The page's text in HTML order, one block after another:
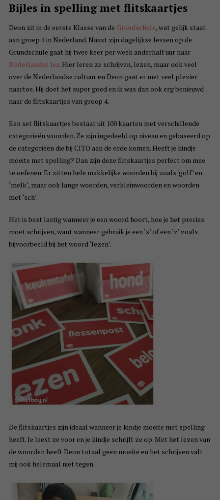
Bijles in spelling met flitskaartjes
Deon zit in de eerste Klasse van de Grundschule, wat gelijk staat
aan groep 4 in Nederland. Naast zijn dagelijkse lessen op de
Grundschule gaat hij twee keer per week anderhalf uur naar
Nederlandse les. Hier leren ze schrijven, lezen, maar ook veel
over de Nederlandse cultuur en Deon gaat er met veel plezier
naartoe. Hij doet het super goed en ik was dan ook erg benieuwd
naar de flitskaartjes van groep 4.
Een set flitskaartjes bestaat uit 100 kaarten met verschillende
categorieën woorden. Ze zijn ingedeeld op niveau en gebaseerd op
de categorieën die bij CITO aan de orde komen. Heeft je kindje
moeite met spelling? Dan zijn deze flitskaartjes perfect om mee
te oefenen. Er zitten hele makkelijke woorden bij zoals ‘golf’ en
‘melk’, maar ook lange woorden, verkleinwoorden en woorden
met ‘sch’.
Het is best lastig wanneer je een woord hoort, hoe je het precies
moet schrijven, want wanneer gebruik je een ‘s’ of een ‘z’ zoals
bijvoorbeeld bij het woord ‘lezen’.
De flitskaartjes zijn ideaal wanneer je kindje moeite met spelling
heeft. Je leest ze voor en je kindje schrijft ze op. Met het lezen van
de woorden heeft Deon totaal geen moeite en het schrijven valt
mij ook helemaal niet tegen.